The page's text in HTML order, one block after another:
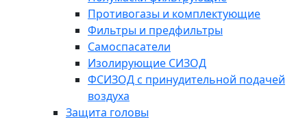
Противогазы и комплектующие
Фильтры и предфильтры
Самоспасатели
Изолирующие СИЗОД
ФСИЗОД с принудительной подачей
воздуха
Защита головы